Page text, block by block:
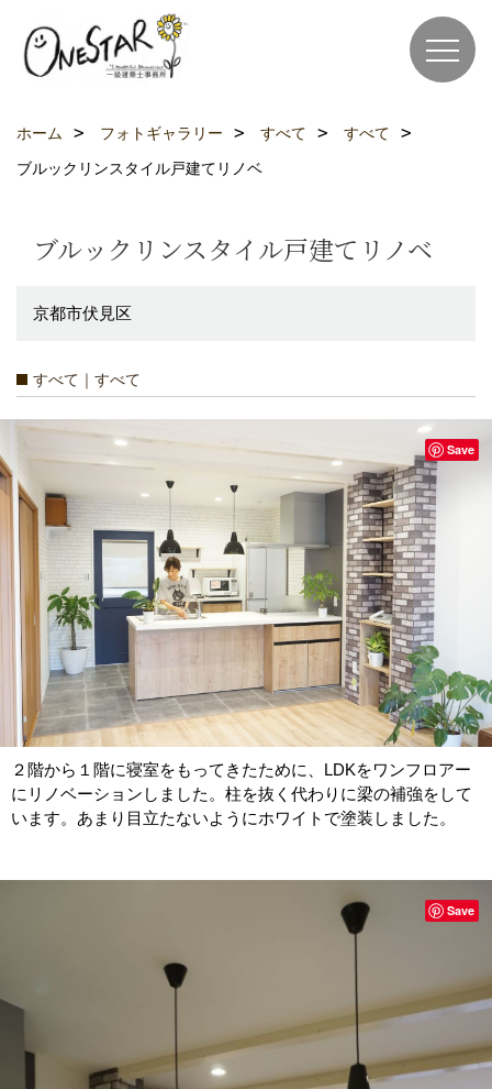
ホーム フォトギャラリー すべて
すべて
ブルックリンスタイル戸建てリノベ
ブルックリンスタイル戸建てリノベ
京都市伏見区
すべて｜すべて
２階から１階に寝室をもってきたために、LDKをワンフロアー
にリノベーションしました。柱を抜く代わりに梁の補強をして
います。あまり目立たないようにホワイトで塗装しました。
Save
Save